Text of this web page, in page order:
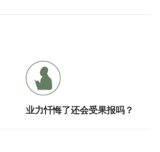
业力忏悔了还会受果报吗？